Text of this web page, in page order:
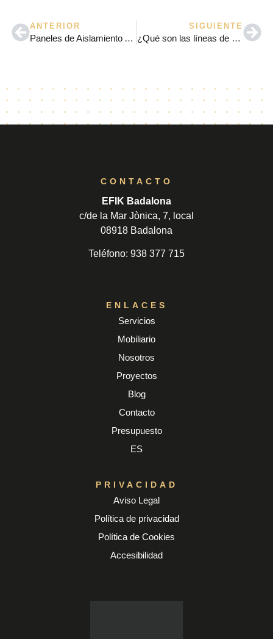
ANTERIOR
Paneles de Aislamiento Acústico: Una Guía Completa
SIGUIENTE
¿Qué son las líneas de vida en reformas?
CONTACTO
EFIK Badalona
c/de la Mar Jònica, 7, local
08918 Badalona
Teléfono: 938 377 715
ENLACES
Servicios
Mobiliario
Nosotros
Proyectos
Blog
Contacto
Presupuesto
ES
PRIVACIDAD
Aviso Legal
Política de privacidad
Política de Cookies
Accesibilidad